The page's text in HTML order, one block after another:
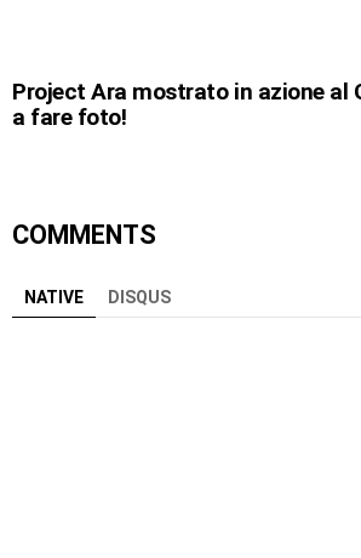
Project Ara mostrato in azione al
a fare foto!
COMMENTS
NATIVE DISQUS